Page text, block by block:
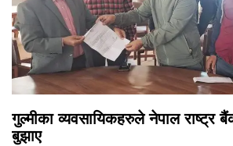
गुल्मीका व्यवसायिकहरुले नेपाल राष्ट्र
बुझाए